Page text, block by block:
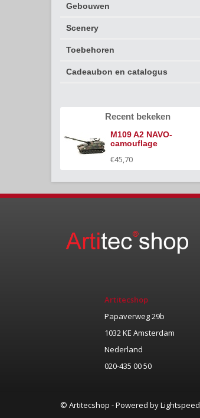
Gebouwen
Scenery
Toebehoren
Cadeaubon en catalogus
Recent bekeken
M109 A2 NAVO-
camouflage
€45,70
Artitecshop
Papaverweg 29b
1032 KE Amsterdam
Nederland
020-435 00 50
© Artitecshop - Powered byLightspeed